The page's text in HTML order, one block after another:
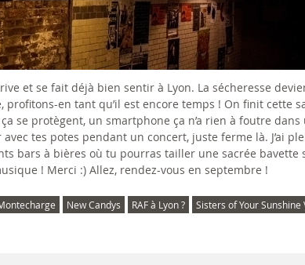
et se fait déjà bien sentir à Lyon. La sécheresse
en tant qu’il est encore temps ! On finit cette
se protègent, un smartphone ça n’a rien à foutre dans
tes potes pendant un concert, juste ferme là. J’ai
bars à bières où tu pourras tailler une sacrée bavette
! Merci :) Allez, rendez-vous en septembre !
New Candys RAF à Lyon ?
Sisters of Your Sunshine